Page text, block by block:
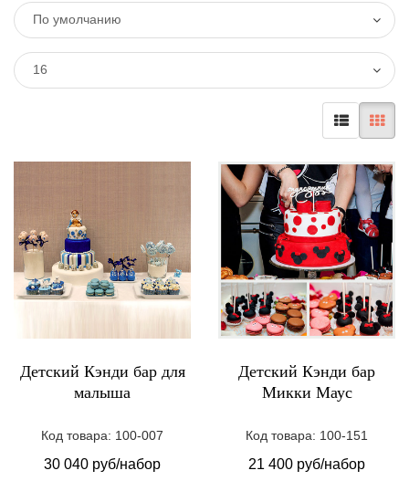
По умолчанию
16
Детский Кэнди бар для
малыша
Код товара: 100-007
30 040 руб/набор
Детский Кэнди бар
Микки Маус
Код товара: 100-151
21 400 руб/набор